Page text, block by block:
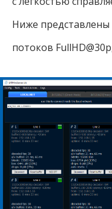
Ниже представлены
потоков